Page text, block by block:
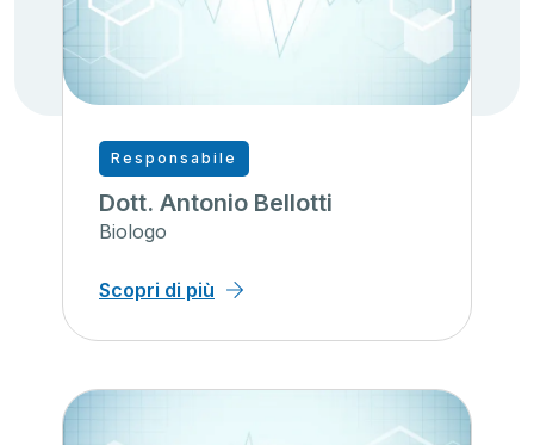
Responsabile
Dott. Antonio Bellotti
Biologo
Scopri di più